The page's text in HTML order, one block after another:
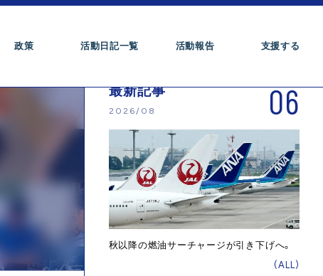
政策 活動日記一覧 活動報告 支援する
最新記事
2026/08 06
秋以降の燃油サーチャージが引き下げへ。
(ALL)